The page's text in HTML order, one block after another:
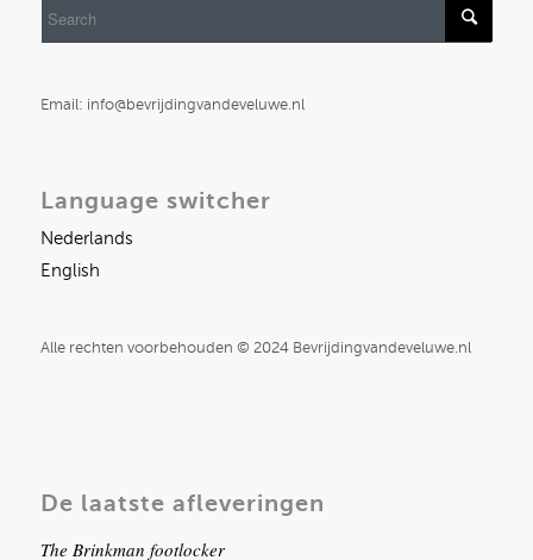
Email: info@bevrijdingvandeveluwe.nl
Language switcher
Nederlands
English
Alle rechten voorbehouden © 2024 Bevrijdingvandeveluwe.nl
De laatste afleveringen
The Brinkman footlocker